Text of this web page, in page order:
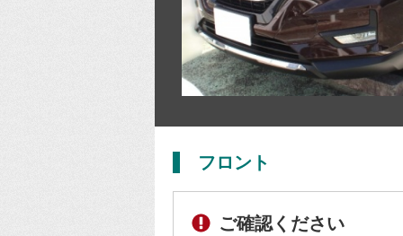
フロント
ご確認ください